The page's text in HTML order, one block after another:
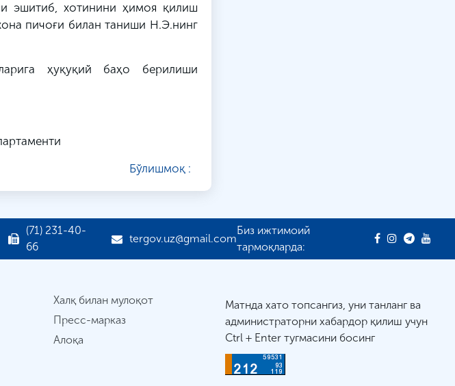
эшитиб, хотинини ҳимоя қилиш
пичоғи билан таниши Н.Э.нинг
ҳуқуқий баҳо берилиши
Бўлишмоқ :
(71) 231-40-
66
tergov.uz@gmail.com
Биз ижтимоий
тармоқларда:
Халқ билан мулоқот
Пресс-марказ
Алоқа
Матнда хато топсангиз, уни танланг ва
администраторни хабардор қилиш учун
Ctrl + Enter тугмасини босинг